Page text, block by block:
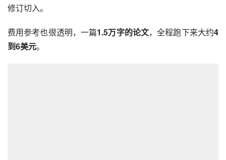
修订切入。
费用参考也很透明，一篇1.5万字的论文，全程跑下来大约4
到6美元。